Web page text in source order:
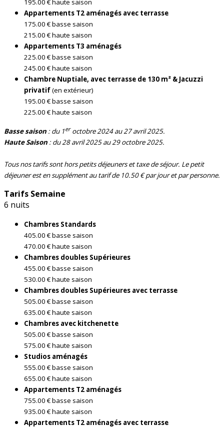
195.00 € haute saison
Appartements T2 aménagés avec terrasse
175.00 € basse saison
215.00 € haute saison
Appartements T3 aménagés
225.00 € basse saison
245.00 € haute saison
Chambre Nuptiale, avec terrasse de 130 m² & Jacuzzi
privatif(en extérieur)
195.00 € basse saison
225.00 € haute saison
Basse saison : du 1eroctobre 2024 au 27 avril 2025.
Haute Saison : du 28 avril 2025 au 29 octobre 2025.
Tous nos tarifs sont hors petits déjeuners et taxe de séjour. Le petit
déjeuner est en supplément au tarif de 10.50 € par jour et par personne.
Tarifs Semaine
6 nuits
Chambres Standards
405.00 € basse saison
470.00 € haute saison
Chambres doubles Supérieures
455.00 € basse saison
530.00 € haute saison
Chambres doubles Supérieures avec terrasse
505.00 € basse saison
635.00 € haute saison
Chambres avec kitchenette
505.00 € basse saison
575.00 € haute saison
Studios aménagés
555.00 € basse saison
655.00 € haute saison
Appartements T2 aménagés
755.00 € basse saison
935.00 € haute saison
Appartements T2 aménagés avec terrasse